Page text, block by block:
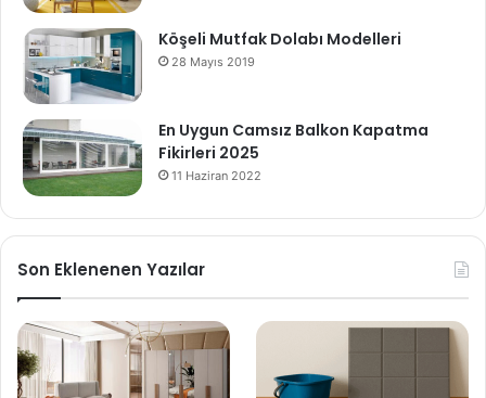
Köşeli Mutfak Dolabı Modelleri
28 Mayıs 2019
En Uygun Camsız Balkon Kapatma
Fikirleri 2025
11 Haziran 2022
Son Eklenenen Yazılar